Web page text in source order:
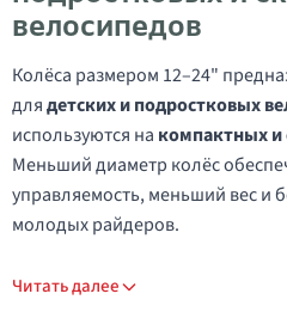
велосипедов
Колёса размером 12–24"
длядетских и подростковых
используются на компактных и
Меньший диаметр колёс
управляемость, меньший вес и
молодых райдеров.
Читать далее